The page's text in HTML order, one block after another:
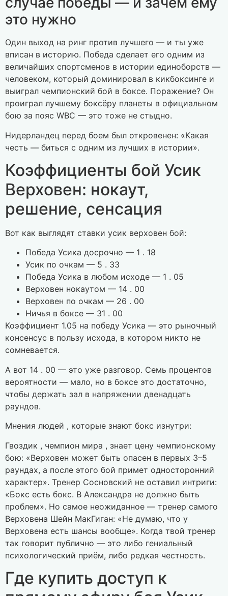
это нужно
Один выход на ринг против лучшего — и ты уже
вписан в историю. Победа сделает его одним из
величайших спортсменов в истории единоборств —
человеком, который доминировал в кикбоксинге и
выиграл чемпионский бой в боксе. Поражение? Он
проиграл лучшему боксёру планеты в официальном
бою за пояс WBC — это тоже не стыдно.
Нидерландец перед боем был откровенен: «Какая
честь — биться с одним из лучших в истории».
Коэффициенты бой Усик
Верховен: нокаут,
решение, сенсация
Вот как выглядят ставки усик верховен бой:
Победа Усика досрочно — 1 . 18
Усик по очкам — 5 . 33
Победа Усика в любом исходе — 1 . 05
Верховен нокаутом — 14 . 00
Верховен по очкам — 26 . 00
Ничья в боксе — 31 . 00
Коэффициент 1.05 на победу Усика — это рыночный
консенсус в пользу исхода, в котором никто не
сомневается.
А вот 14 . 00 — это уже разговор. Семь процентов
вероятности — мало, но в боксе это достаточно,
чтобы держать зал в напряжении двенадцать
раундов.
Мнения людей , которые знают бокс изнутри:
Гвоздик , чемпион мира , знает цену чемпионскому
бою: «Верховен может быть опасен в первых 3–5
раундах, а после этого бой примет односторонний
характер». Тренер Сосновский не оставил интриги:
«Бокс есть бокс. В Александра не должно быть
проблем». Но самое неожиданное — тренер самого
Верховена Шейн МакГиган: «Не думаю, что у
Верховена есть шансы вообще». Когда твой тренер
так говорит публично — это либо гениальный
психологический приём, либо редкая честность.
Где купить доступ к